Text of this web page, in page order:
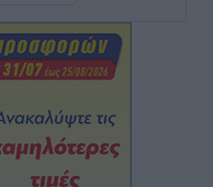
Γεωργιάδη:
της
Ελλάδα και στα